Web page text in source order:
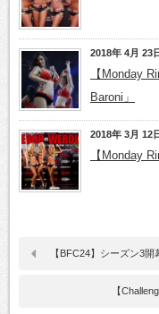
2018年 4月 23
【Monday
Baroni」
2018年 3月 12
【Monday
【BFC24】シーズン3
【